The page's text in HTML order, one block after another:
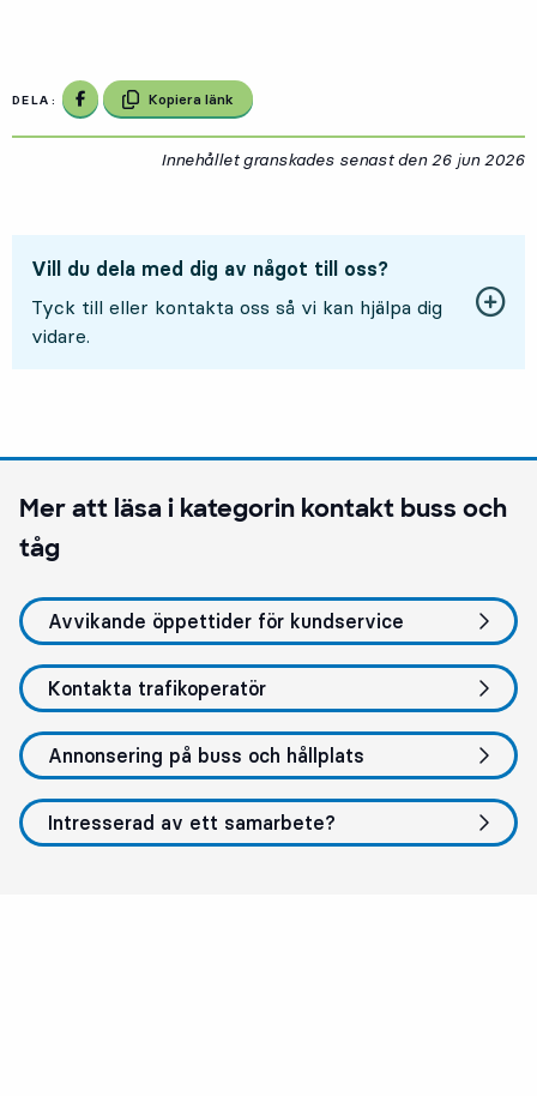
DELA: Dela på Facebook
Kopiera länk
Innehållet granskades senast den 26 jun 2026
Vill du dela med dig av något till oss?
Tyck till eller kontakta oss så vi kan hjälpa dig
vidare.
Mer att läsa i kategorin kontakt buss och
tåg
Avvikande öppettider för kundservice
Kontakta trafikoperatör
Annonsering på buss och hållplats
Intresserad av ett samarbete?